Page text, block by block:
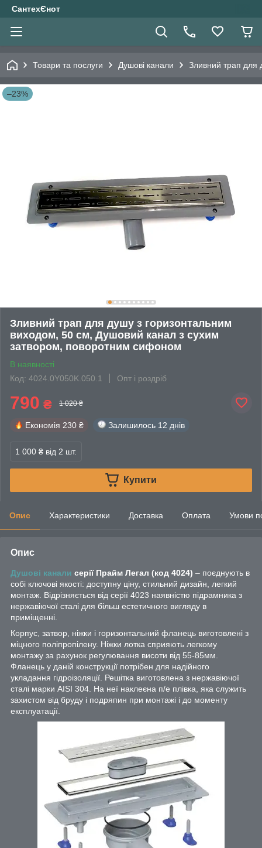
СантехЄнот
Товари та послуги Душові канали Зливний трап для
–23%
Зливний трап для душу з горизонтальним
виходом, 50 см, Душовий канал з сухим
затвором, поворотним сифоном
В наявності
Код: 4024.0Y050K.050.1
Опт і роздріб
790 ₴ 1 020 ₴
Економія 230 ₴ Залишилось 12 днів
1 000 ₴ від 2 шт.
Купити
Опис Характеристики Доставка Оплата Умови
Опис
Душові канали серії Прайм Легал (код 4024) – поєднують в
собі ключові якості: доступну ціну, стильний дизайн, легкий
монтаж. Відрізняється від серії 4023 наявністю підрамника з
нержавіючої сталі для більш естетичного вигляду в
приміщенні.
Корпус, затвор, ніжки і горизонтальний фланець виготовлені з
міцного поліпропілену. Ніжки лотка сприяють легкому
монтажу за рахунок регулювання висоти від 55-85мм.
Фланець у даній конструкції потрібен для надійного
укладання гідроізоляції. Решітка виготовлена з нержавіючої
сталі марки AISI 304. На неї наклеєна п/е плівка, яка служить
захистом від бруду і подряпин при монтажі і до моменту
експлуатації.